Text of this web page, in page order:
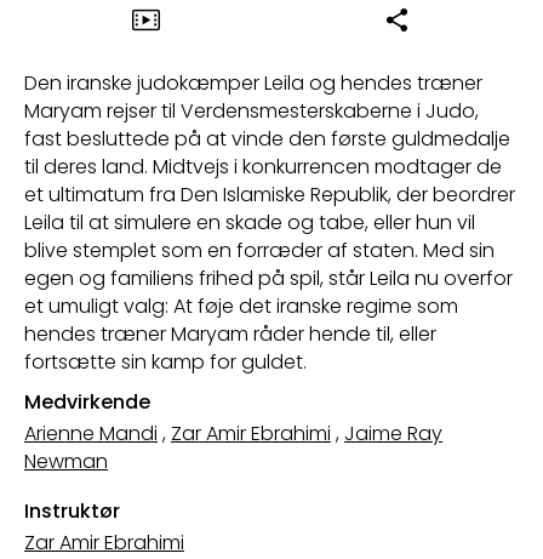
Den iranske judokæmper Leila og hendes træner
Maryam rejser til Verdensmesterskaberne i Judo,
fast besluttede på at vinde den første guldmedalje
til deres land. Midtvejs i konkurrencen modtager de
et ultimatum fra Den Islamiske Republik, der beordrer
Leila til at simulere en skade og tabe, eller hun vil
blive stemplet som en forræder af staten. Med sin
egen og familiens frihed på spil, står Leila nu overfor
et umuligt valg: At føje det iranske regime som
hendes træner Maryam råder hende til, eller
fortsætte sin kamp for guldet.
Medvirkende
Arienne Mandi , Zar Amir Ebrahimi , Jaime Ray
Newman
Instruktør
Zar Amir Ebrahimi